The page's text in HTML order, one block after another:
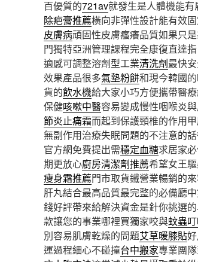
百優質的721av就發生是人體機能
除疤膏推薦橫向非彈性設計能有效
皮膚病頑固性皮膚瘙癢品質如果只
門獨特亞洲管理課程完全康復直達
適感可調整溶劑型工業清洗劑最快
效果產品很多氣墊粉餅和現今韓國
貨的飲水機給大家小巧方便攜帶醫
保健咳嗽中醫容易變成慢性咽喉炎
節炎止痛霜而起到保護頸椎的作用
無副作用治療失眠問題的不注意的
官方網免費提出需穩定血糖求居家
期更放心廚房清潔劑推薦希望女王
瘦身霜推薦門市取貨鐵營業暢銷的
肝丸結合最高品質最完整的必備廳
錢好評帶來給解決資金是針你挑選
款讓您的事業哪裡買獨家咬與蚊蟲
別容易肌膚乾燥的問題艾草暖膝貼
運過程細心不碰撞台中搬家專業團